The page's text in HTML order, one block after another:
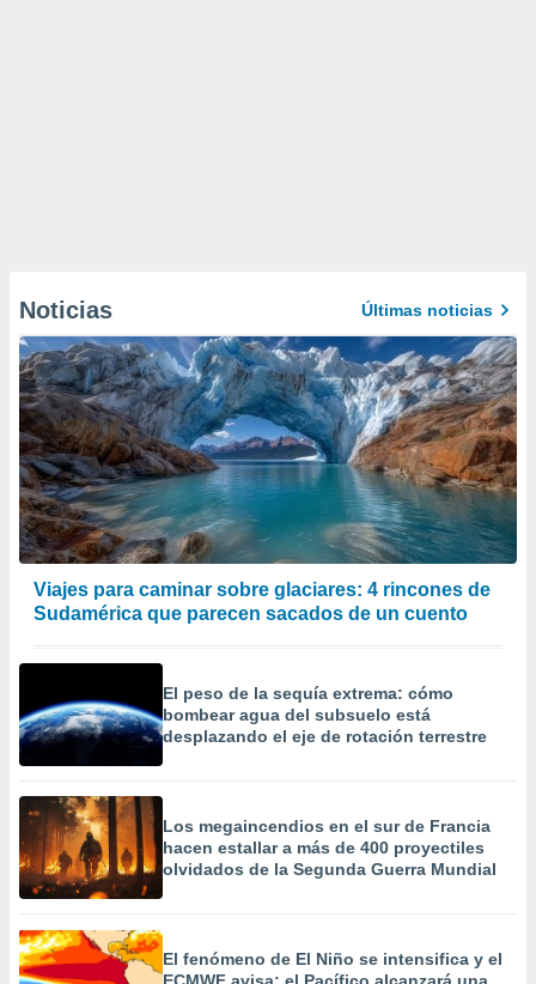
Noticias Últimas noticias
Viajes para caminar sobre glaciares: 4 rincones de
Sudamérica que parecen sacados de un cuento
El peso de la sequía extrema: cómo
bombear agua del subsuelo está
desplazando el eje de rotación terrestre
Los megaincendios en el sur de Francia
hacen estallar a más de 400 proyectiles
olvidados de la Segunda Guerra Mundial
El fenómeno de El Niño se intensifica y el